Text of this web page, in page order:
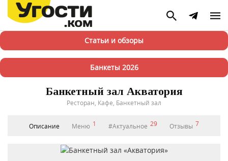
Статьи и обзоры
Банкеты 2026
Банкетный зал Акватория
Ресторан, Кафе, Банкетный зал
Описание Меню 1 #Актуальное 29 Отзывы 7